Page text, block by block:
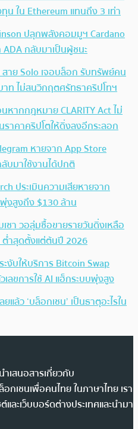
น ใน Ethereum แทนถึง 3 เท่า
ปลุกพลังคอมมูฯ Cardano
กลับมาเป็นผู้ชนะ
าย Solo เจอบล็อก รับทรัพย์คน
าท ไม่สนวิกฤตศรัทธาคริปโทฯ
หากกฎหมาย CLARITY Act ไม่
าคาคริปโตให้ดิ่งลงอีกระลอก
หายจาก App Store
บมาใช้งานได้ปกติ
ประเมินความเสียหายจาก
งสูงถึง $130 ล้าน
ซา วอลุ่มซื้อขายรายวันดิ่งเหลือ
ำสุดตั้งแต่ต้นปี 2026
งับให้บริการ Bitcoin Swap
ลขการใช้ AI แฮ็กระบบพุ่งสูง
แล้ว ‘บล็อกเชน’ เป็นธาตุอะไรใน
เสนอสารเกี่ยวกับ
กเชนเพื่อคนไทย ในภาษาไทย เรา
ละเว็บบอร์ดต่างประเทศและนำมา